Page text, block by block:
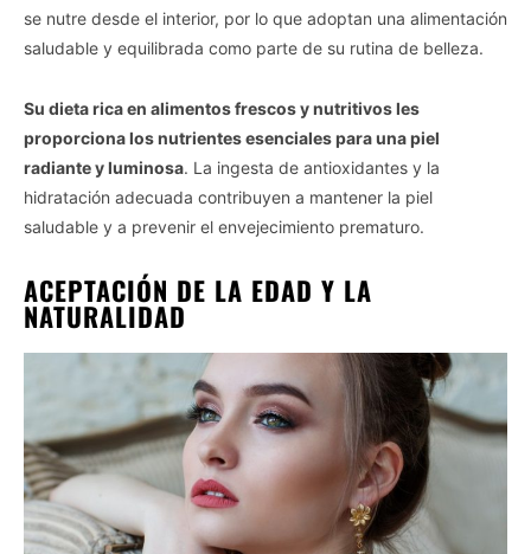
se nutre desde el interior, por lo que adoptan una alimentación
saludable y equilibrada como parte de su rutina de belleza.
Su dieta rica en alimentos frescos y nutritivos les
proporciona los nutrientes esenciales para una piel
radiante y luminosa. La ingesta de antioxidantes y la
hidratación adecuada contribuyen a mantener la piel
saludable y a prevenir el envejecimiento prematuro.
ACEPTACIÓN DE LA EDAD Y LA
NATURALIDAD